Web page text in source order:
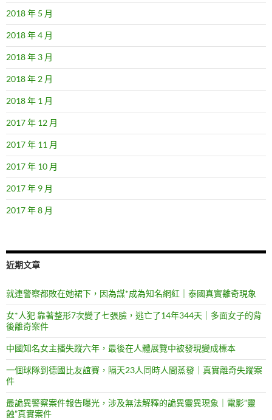
2018 年 5 月
2018 年 4 月
2018 年 3 月
2018 年 2 月
2018 年 1 月
2017 年 12 月
2017 年 11 月
2017 年 10 月
2017 年 9 月
2017 年 8 月
近期文章
就連警察都敗在她裙下，因為謀*成為知名網紅｜泰國真實離奇現象
女*人犯 靠著整形7次變了七張臉，逃亡了14年344天｜多面女子的背
後離奇案件
中國知名女主播失蹤六年，最後在人體展覽中被發現變成標本
一個球隊到德國比友誼賽，隔天23人同時人間蒸發｜真實離奇失蹤案
件
最詭異警察案件報告曝光，涉及無法解釋的詭異靈異現象｜電影”靈
蝕”真實案件